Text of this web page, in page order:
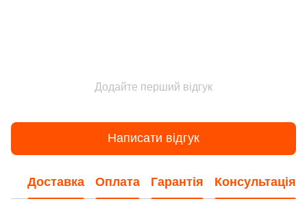
Додайте перший відгук
Написати відгук
Доставка Оплата Гарантія Консультація